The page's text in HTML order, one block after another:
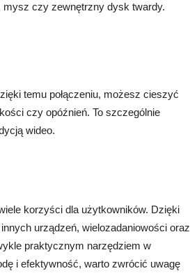
czy zewnętrzny dysk twardy.
temu połączeniu, możesz cieszyć
czy opóźnień. To szczególnie
wideo.
korzyści dla użytkowników. Dzięki
innych urządzeń, wielozadaniowości oraz
praktycznym narzędziem w
i efektywność, warto zwrócić uwagę